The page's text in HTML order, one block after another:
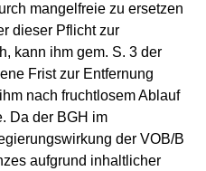
mangelfreie zu ersetzen
dieser Pflicht zur
kann ihm gem. S. 3 der
Frist zur Entfernung
nach fruchtlosem Ablauf
Da der BGH im
der VOB/B
aufgrund inhaltlicher